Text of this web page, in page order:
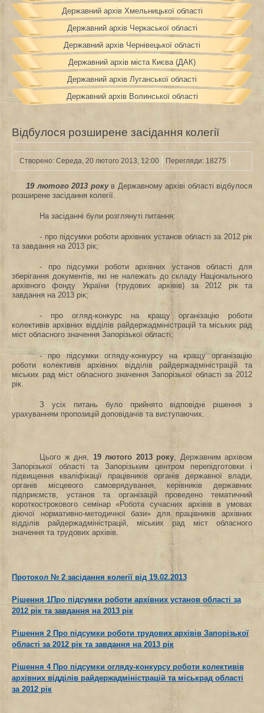
Державний архів Хмельницької області
Державний архів Черкаської області
Державний архів Чернівецької області
Державний архів міста Києва (ДАК)
Державний архів Луганської області
Державний архів Волинської області
Відбулося розширене засідання колегії
Створено: Середа, 20 лютого 2013, 12:00 Перегляди: 18275
19 лютого 2013 рокув Державному архіві області відбулося
розширене засідання колегії.
На засіданні були розглянуті питання:
- про підсумки роботи архівних установ області за 2012 рік
та завдання на 2013 рік;
- про підсумки роботи архівних установ області для
зберігання документів, які не належать до складу Національного
архівного фонду України (трудових архівів) за 2012 рік та
завдання на 2013 рік;
- про огляд-конкурс на кращуорганізацію роботи
колективів архівних відділів райдержадміністрацій та міських рад
міст обласного значення Запорізької області;
- про підсумки огляду-конкурсу на кращуорганізацію
роботи колективів архівних відділів райдержадміністрацій та
міських рад міст обласного значення Запорізької області за 2012
рік.
З усіх питань було прийнято відповідні рішення з
урахуванням пропозицій доповідачів та виступаючих.
Цього ж дня, 19 лютого 2013 року, Державним архівом
Запорізької області та Запорізьким центром перепідготовки і
підвищення кваліфікації працівників органів державної влади,
органів місцевого самоврядування, керівників державних
підприємств, установ та організацій проведено тематичний
короткострокового семінар «Робота сучасних архівів в умовах
діючої нормативно-методичної бази» для працівників архівних
відділів райдержадміністрацій, міських рад міст обласного
значення та трудових архівів.
Протокол № 2 засідання колегії від 19.02.2013
Рішення 1Про підсумки роботи архівних установ області за
2012 рік та завдання на 2013 рік
Рішення 2 Про підсумки роботи трудових архівів Запорізької
області за 2012 рік та завдання на 2013 рік
Рішення 4 Про підсумки огляду-конкурсу роботи колективів
архівних відділів райдержадміністрацій та міськрад області
за 2012 рік